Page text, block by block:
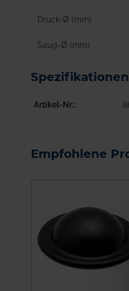
Druck-Ø (mm)
Saug-Ø (mm)
Artikel-Nr.
Empfohlene